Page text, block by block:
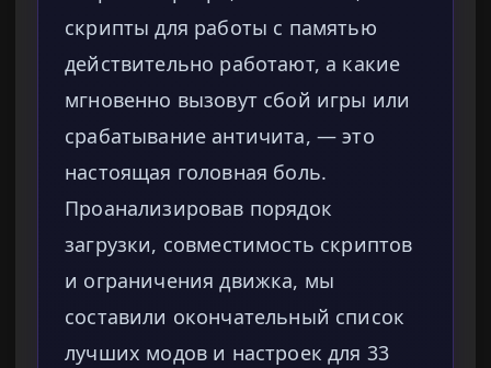
скрипты для работы с памятью
действительно работают, а какие
мгновенно вызовут сбой игры или
срабатывание античита, — это
настоящая головная боль.
Проанализировав порядок
загрузки, совместимость скриптов
и ограничения движка, мы
составили окончательный список
лучших модов и настроек для 33